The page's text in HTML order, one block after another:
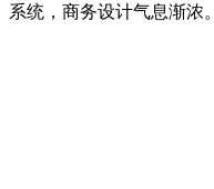
系统，商务设计气息渐浓。